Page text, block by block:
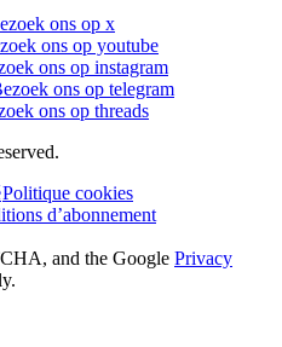
ons op x
ons op youtube
ons op instagram
ons op telegram
ons op threads
Politique cookies
d’abonnement
and the Google Privacy